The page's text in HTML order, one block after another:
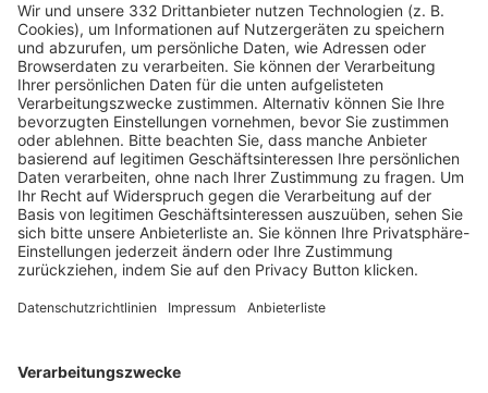
HÄUFIG BESUCHTE SEITEN
Pässe und Vereinswechsel
Trainerausbildung
Schulungsangebot Vereinsmitarbeiter
BFV-Geschäftsstellen
Trainerbörse
Login SpielPlus
FOLGE DEM BFV